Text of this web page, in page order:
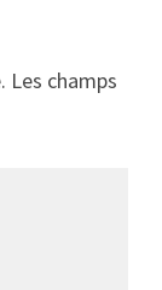
Les champs